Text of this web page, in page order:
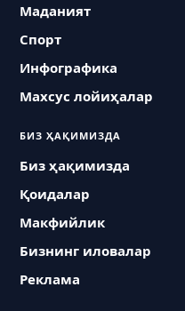
Маданият
Спорт
Инфографика
Махсус лойиҳалар
БИЗ ҲАҚИМИЗДА
Биз ҳақимизда
Қоидалар
Макфийлик
Бизнинг иловалар
Реклама